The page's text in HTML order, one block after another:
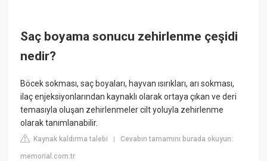
Saç boyama sonucu zehirlenme çeşidi
nedir?
Böcek sokması, saç boyaları, hayvan ısırıkları, arı sokması,
ilaç enjeksiyonlarından kaynaklı olarak ortaya çıkan ve deri
temasıyla oluşan zehirlenmeler cilt yoluyla zehirlenme
olarak tanımlanabilir.
Kaynak kaldırma talebi |Cevabın tamamını burada okuyun:
memorial.com.tr